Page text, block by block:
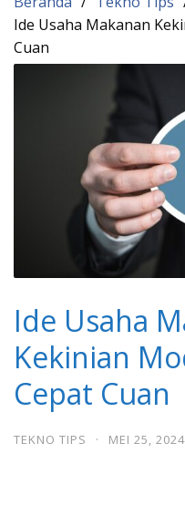
Ide Usaha Makanan
Cuan
Ide Usaha
Kekinian
Cepat Cuan
TEKNO TIPS · MEI 25, 2024